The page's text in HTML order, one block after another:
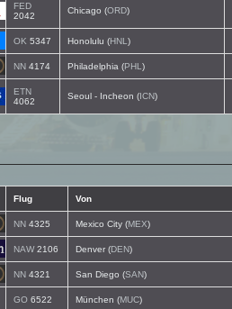
FED
2042
Chicago (ORD)
OK 5347 Honolulu (HNL )
NN 4174 Philadelphia (PHL )
ETN
4062
Seoul - Incheon (ICN)
Flug Von
NN 4325 Mexico City (MEX)
NAW2106 Denver (DEN)
NN 4321 San Diego (SAN)
GO 6522 München (MUC)